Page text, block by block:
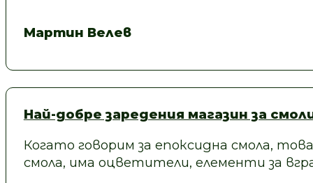
Мартин Велев
Най-добре заредения магазин за
Когато говорим за епоксидна смола,
смола, има оцветители, елементи за